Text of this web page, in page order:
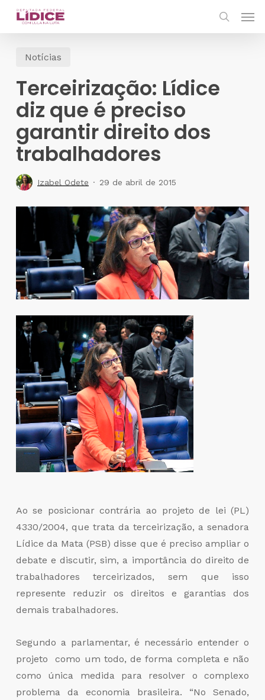
Skip
contentNotícias
Terceirização: Lídice
diz que é preciso
garantir direito dos
trabalhadores
Izabel Odete 29 de abril de 2015
Ao se posicionar contrária ao projeto de lei (PL)
4330/2004, que trata da terceirização, a senadora
Lídice da Mata (PSB) disse que é preciso ampliar o
debate e discutir, sim, a importância do direito de
trabalhadores terceirizados, sem que isso
represente reduzir os direitos e garantias dos
demais trabalhadores.
Segundo a parlamentar, é necessário entender o
projeto como um todo, de forma completa e não
como única medida para resolver o complexo
problema da economia brasileira. “No Senado,